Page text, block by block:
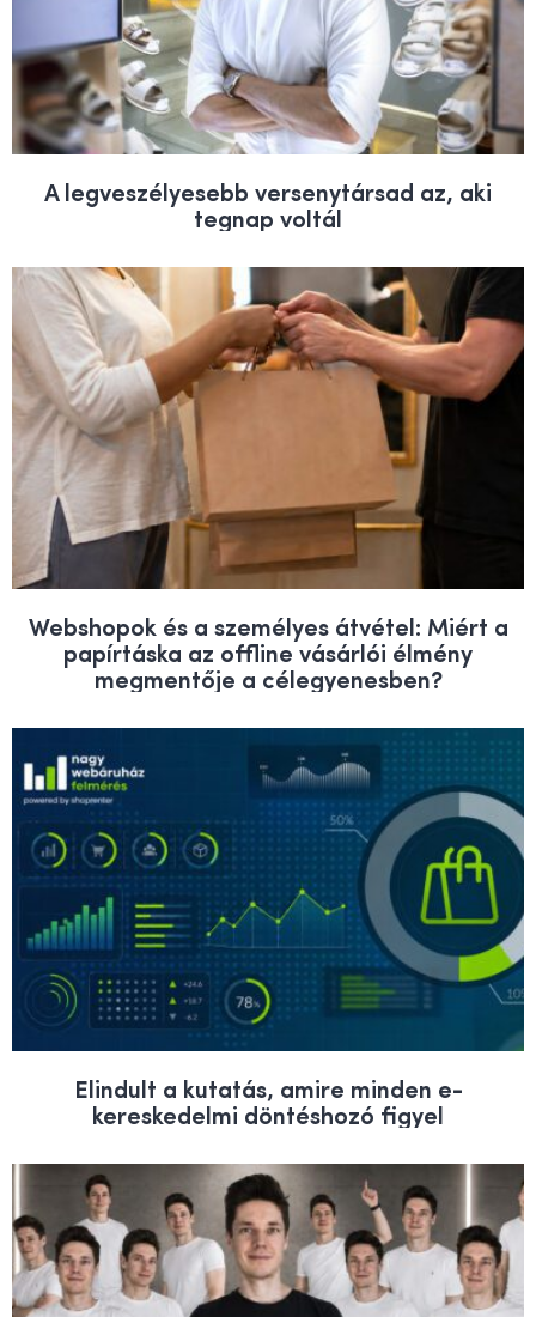
A legveszélyesebb versenytársad az, aki
tegnap voltál
Webshopok és a személyes átvétel: Miért a
papírtáska az offline vásárlói élmény
megmentője a célegyenesben?
Elindult a kutatás, amire minden e-
kereskedelmi döntéshozó figyel